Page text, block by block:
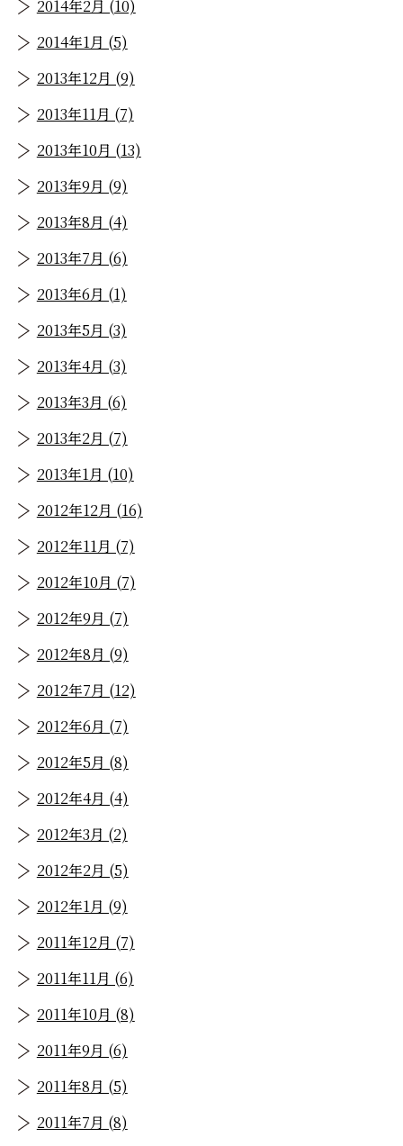
2014年2月 (10)
2014年1月 (5)
2013年12月 (9)
2013年11月 (7)
2013年10月 (13)
2013年9月 (9)
2013年8月 (4)
2013年7月 (6)
2013年6月 (1)
2013年5月 (3)
2013年4月 (3)
2013年3月 (6)
2013年2月 (7)
2013年1月 (10)
2012年12月 (16)
2012年11月 (7)
2012年10月 (7)
2012年9月 (7)
2012年8月 (9)
2012年7月 (12)
2012年6月 (7)
2012年5月 (8)
2012年4月 (4)
2012年3月 (2)
2012年2月 (5)
2012年1月 (9)
2011年12月 (7)
2011年11月 (6)
2011年10月 (8)
2011年9月 (6)
2011年8月 (5)
2011年7月 (8)